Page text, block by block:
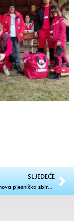
SLJEDEĆE
Predstavljena nova pjesnička zbirka Danijela Kralja „Božji hram“ u Domu kulture Murai